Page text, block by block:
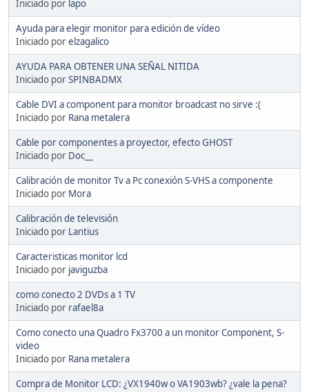
Iniciado por lapo
Ayuda para elegir monitor para edición de vídeo
Iniciado porelzagalico
AYUDA PARA OBTENER UNA SEÑAL NITIDA
Iniciado porSPINBADMX
Cable DVI a component para monitor broadcast no sirve :(
Iniciado por Rana metalera
Cable por componentes a proyector, efecto GHOST
Iniciado por Doc__
Calibración de monitor Tv a Pc conexión S-VHS a componente
Iniciado por Mora
Calibración de televisión
Iniciado por Lantius
Caracteristicas monitor lcd
Iniciado por javiguzba
como conecto 2 DVDs a 1 TV
Iniciado por rafael8a
Como conecto una Quadro Fx3700 a un monitor Component, S-
video
Iniciado por Rana metalera
Compra de Monitor LCD: ¿VX1940w o VA1903wb? ¿vale la pena?